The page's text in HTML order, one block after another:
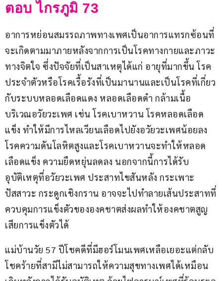
ตอบ ไกรภูมิ 73
อาการหย่อนสมรรถภาพทางเพศเป็นอาการแทรกซ้อนที่
จะเกิดตามมาภายหลังจากการเป็นโรคทางกายและภาวะ
ทางจิตใจ ซึ่งปัจจัยที่เป็นสาเหตุได้แก่ อายุที่มากขึ้น โรค
ประจำตัวหรือโรคเรื้อรังที่เป็นมานานและเป็นโรคที่เกี่ยว
กับระบบหลอดเลือดแดง หลอดเลือดดำ กล้ามเนื้อ
บริเวณอวัยวะเพศ เช่น โรคเบาหวาน โรคหลอดเลือด
แข็ง ทำให้มีการไหลเวียนเลือดไปยังอวัยวะเพศน้อยลง
โรคความดันโลหิตสูงและโรคเบาหวานจะทำให้หลอด
เลือดแข็ง ความยืดหยุ่นลดลง นอกจากนี้การได้รับ
อุบัติเหตุที่อวัยวะเพศ ประสาทไขสันหลัง กระเพาะ
ปัสสาวะ กระดูกเชิงกราน อาจจะไปทำลายเส้นประสาทที่
ควบคุมการแข็งตัวขององคชาตส่งผลทำให้องคชาตสูญ
เสียการแข็งตัวได้
แม่บ้านวัย 57 ปีโชคดีที่มีฮอร์โมนเพศเหลือเยอะแต่กลับ
โชคร้ายที่สามีไม่สามารถให้ความสุขทางเพศได้เหมือน